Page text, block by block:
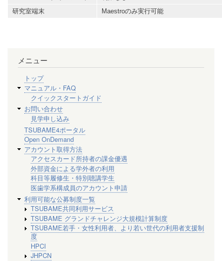
研究室端末
Maestroのみ実行可能
メニュー
トップ
マニュアル・FAQ
クイックスタートガイド
お問い合わせ
見学申し込み
TSUBAME4ポータル
Open OnDemand
アカウント取得方法
アクセスカード所持者の課金優遇
外部資金による学外者の利用
科目等履修生・特別聴講学生
医歯学系構成員のアカウント申請
利用可能な公募制度一覧
TSUBAME共同利用サービス
TSUBAME グランドチャレンジ大規模計算制度
TSUBAME若手・女性利用者、より若い世代の利用者支援制
度
HPCI
JHPCN